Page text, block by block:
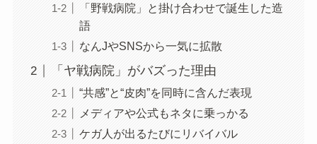
「野戦病院」と掛け合わせで誕生した造
語
なんJやSNSから一気に拡散
「ヤ戦病院」がバズった理由
“共感”と“皮肉”を同時に含んだ表現
メディアや公式もネタに乗っかる
ケガ人が出るたびにリバイバル